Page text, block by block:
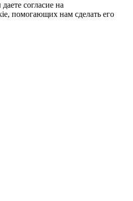
согласие на
помогающих нам сделать его